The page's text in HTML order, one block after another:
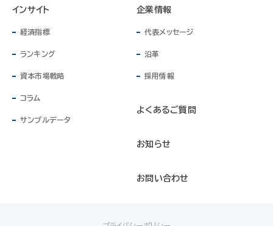
インサイト
経済指標
ランキング
資本市場戦略
コラム
サンプルデータ
企業情報
代表メッセージ
沿革
採用情報
よくあるご質問
お知らせ
お問い合わせ